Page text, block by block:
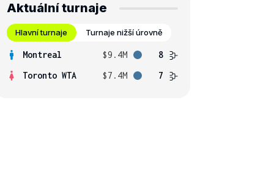
Aktuální turnaje
Hlavní turnaje Turnaje nižší úrovně
Montreal $9.4M
8
Toronto WTA
$7.4M 7